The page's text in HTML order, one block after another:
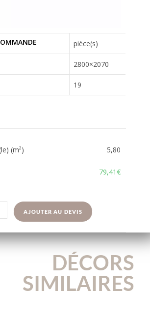
pièce(s)
2800×2070
19
(m²) 5,80
79,41€
AJOUTER AU DEVIS
DÉCORS
SIMILAIRES